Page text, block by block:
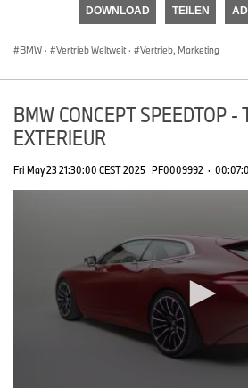
DOWNLOAD TEILEN
BMW · Vertrieb Weltweit · Vertrieb, Marketing
BMW CONCEPT SPEEDTOP -
EXTERIEUR
Fri May 23 21:30:00 CEST 2025 PF0009992 ·